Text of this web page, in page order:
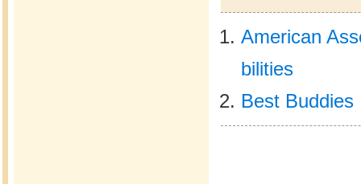
American
bilities
Best Buddies